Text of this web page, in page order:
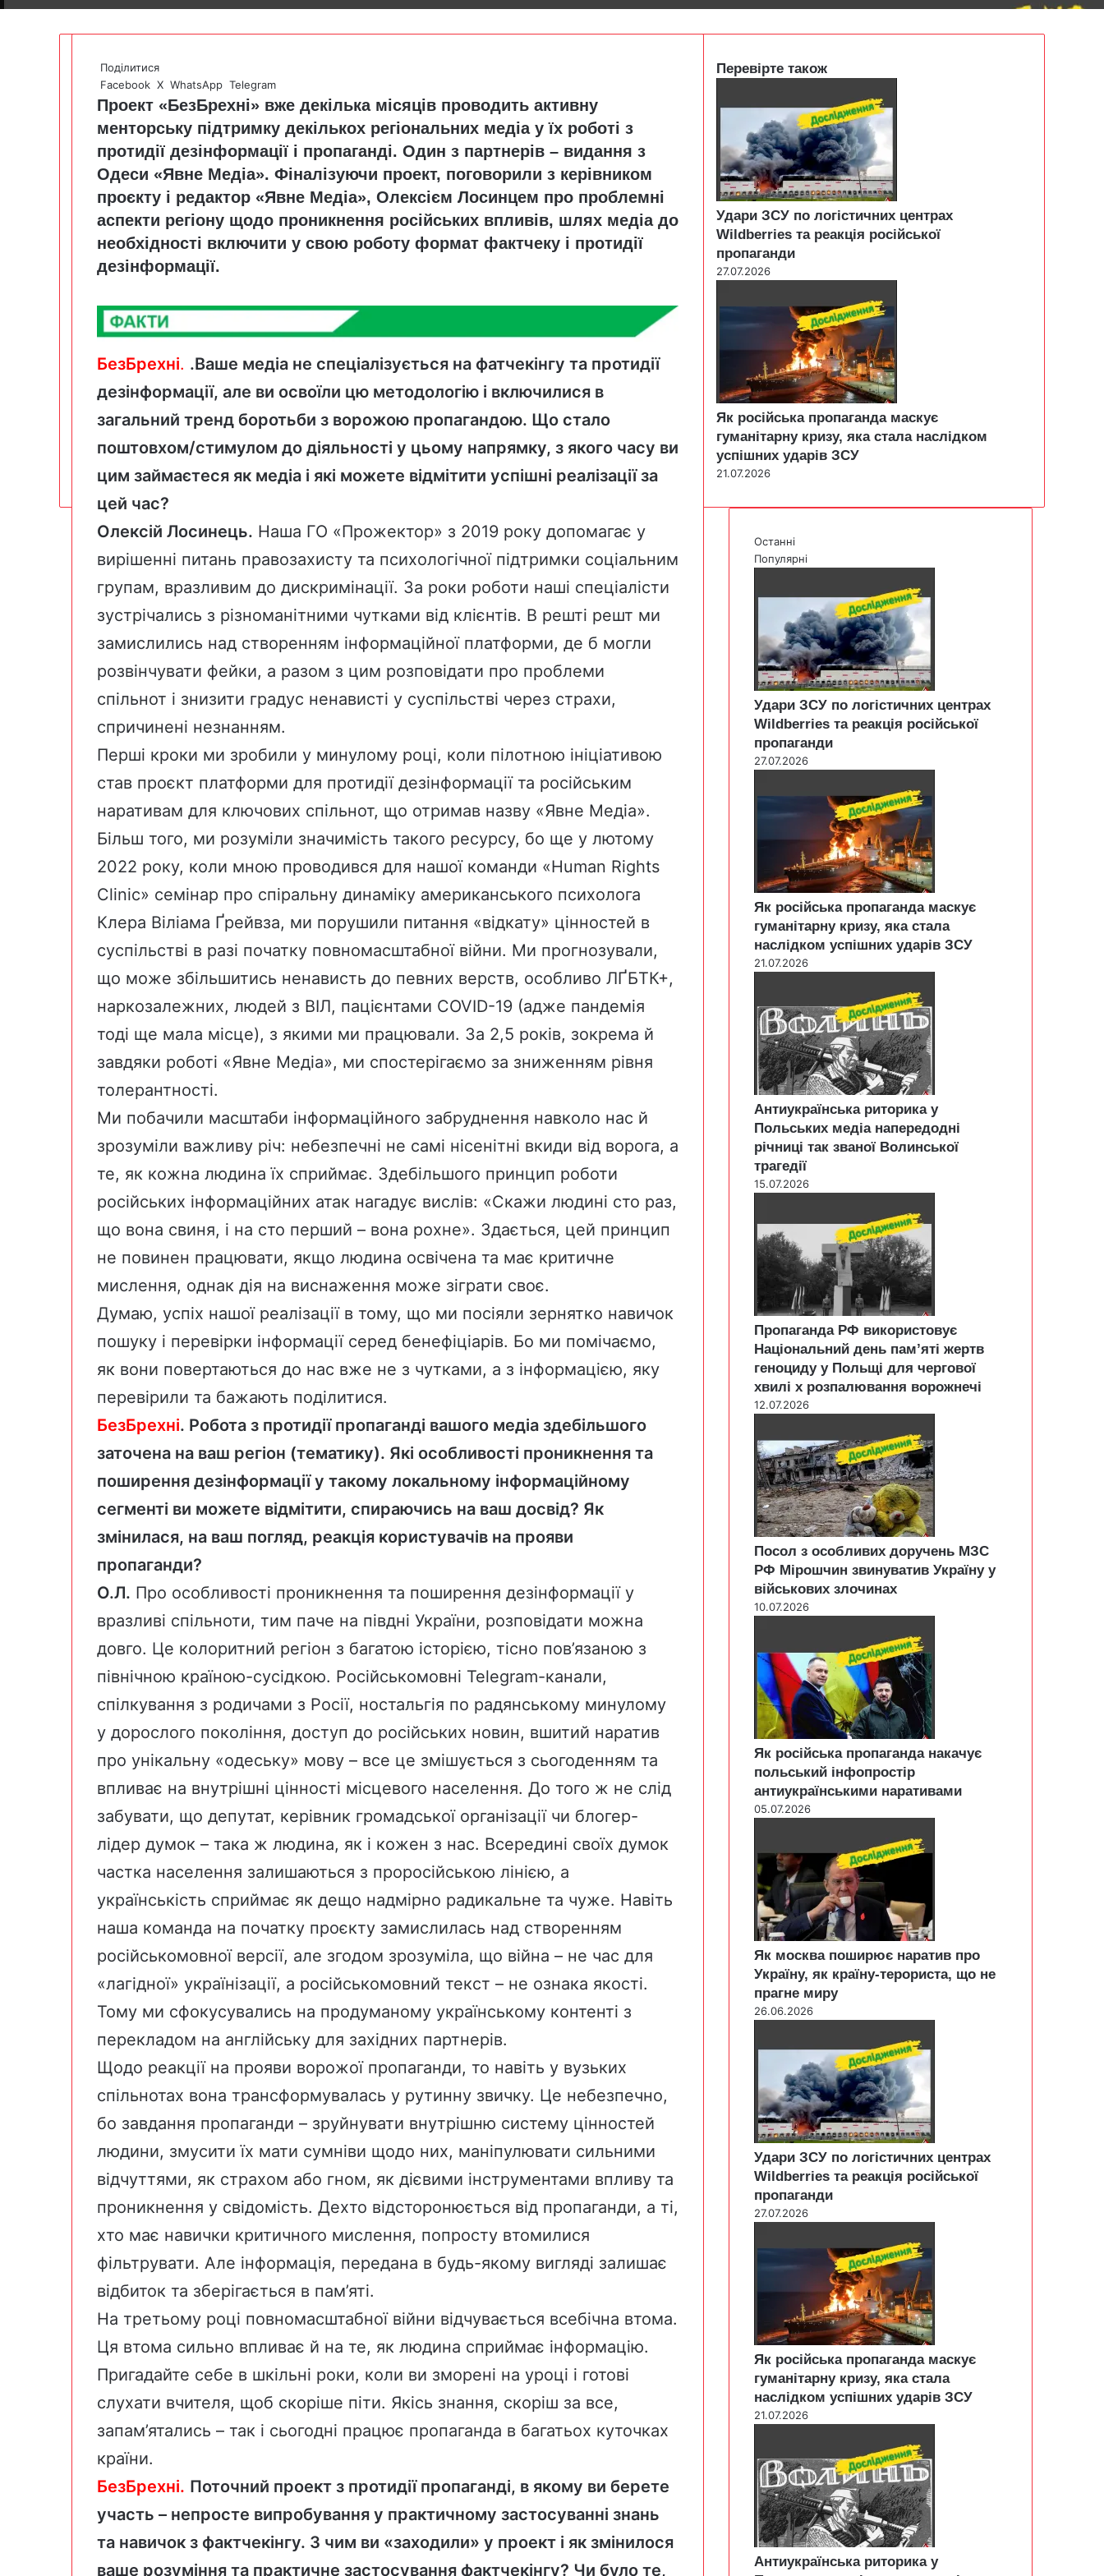
Поділитися
Facebook X WhatsApp Telegram
Проект «БезБрехні» вже декілька місяців проводить активну
менторську підтримку декількох регіональних медіа у їх роботі з
протидії дезінформації і пропаганді. Один з партнерів – видання з
Одеси «Явне Медіа». Фіналізуючи проект, поговорили з керівником
проєкту і редактор «Явне Медіа», Олексієм Лосинцем про проблемні
аспекти регіону щодо проникнення російських впливів, шлях медіа до
необхідності включити у свою роботу формат фактчеку і протидії
дезінформації.
БезБрехні. .Ваше медіа не спеціалізується на фатчекінгу та протидії
дезінформації, але ви освоїли цю методологію і включилися в
загальний тренд боротьби з ворожою пропагандою. Що стало
поштовхом/стимулом до діяльності у цьому напрямку, з якого часу ви
цим займаєтеся як медіа і які можете відмітити успішні реалізації за
цей час?
Олексій Лосинець. Наша ГО «Прожектор» з 2019 року допомагає у
вирішенні питань правозахисту та психологічної підтримки соціальним
групам, вразливим до дискримінації. За роки роботи наші спеціалісти
зустрічались з різноманітними чутками від клієнтів. В решті решт ми
замислились над створенням інформаційної платформи, де б могли
розвінчувати фейки, а разом з цим розповідати про проблеми
спільнот і знизити градус ненависті у суспільстві через страхи,
спричинені незнанням.
Перші кроки ми зробили у минулому році, коли пілотною ініціативою
став проєкт платформи для протидії дезінформації та російським
наративам для ключових спільнот, що отримав назву «Явне Медіа».
Більш того, ми розуміли значимість такого ресурсу, бо ще у лютому
2022 року, коли мною проводився для нашої команди «Human Rights
Clinic» семінар про спіральну динаміку американського психолога
Клера Віліама Ґрейвза, ми порушили питання «відкату» цінностей в
суспільстві в разі початку повномасштабної війни. Ми прогнозували,
що може збільшитись ненависть до певних верств, особливо ЛҐБТК+,
наркозалежних, людей з ВІЛ, пацієнтами COVID-19 (адже пандемія
тоді ще мала місце), з якими ми працювали. За 2,5 років, зокрема й
завдяки роботі «Явне Медіа», ми спостерігаємо за зниженням рівня
толерантності.
Ми побачили масштаби інформаційного забруднення навколо нас й
зрозуміли важливу річ: небезпечні не самі нісенітні вкиди від ворога, а
те, як кожна людина їх сприймає. Здебільшого принцип роботи
російських інформаційних атак нагадує вислів: «Скажи людині сто раз,
що вона свиня, і на сто перший – вона рохне». Здається, цей принцип
не повинен працювати, якщо людина освічена та має критичне
мислення, однак дія на виснаження може зіграти своє.
Думаю, успіх нашої реалізації в тому, що ми посіяли зернятко навичок
пошуку і перевірки інформації серед бенефіціарів. Бо ми помічаємо,
як вони повертаються до нас вже не з чутками, а з інформацією, яку
перевірили та бажають поділитися.
БезБрехні. Робота з протидії пропаганді вашого медіа здебільшого
заточена на ваш регіон (тематику). Які особливості проникнення та
поширення дезінформації у такому локальному інформаційному
сегменті ви можете відмітити, спираючись на ваш досвід? Як
змінилася, на ваш погляд, реакція користувачів на прояви
пропаганди?
О.Л. Про особливості проникнення та поширення дезінформації у
вразливі спільноти, тим паче на півдні України, розповідати можна
довго. Це колоритний регіон з багатою історією, тісно пов’язаною з
північною країною-сусідкою. Російськомовні Telegram-канали,
спілкування з родичами з Росії, ностальгія по радянському минулому
у дорослого покоління, доступ до російських новин, вшитий наратив
про унікальну «одеську» мову – все це змішується з сьогоденням та
впливає на внутрішні цінності місцевого населення. До того ж не слід
забувати, що депутат, керівник громадської організації чи блогер-
лідер думок – така ж людина, як і кожен з нас. Всередині своїх думок
частка населення залишаються з проросійською лінією, а
українськість сприймає як дещо надмірно радикальне та чуже. Навіть
наша команда на початку проєкту замислилась над створенням
російськомовної версії, але згодом зрозуміла, що війна – не час для
«лагідної» українізації, а російськомовний текст – не ознака якості.
Тому ми сфокусувались на продуманому українському контенті з
перекладом на англійську для західних партнерів.
Щодо реакції на прояви ворожої пропаганди, то навіть у вузьких
спільнотах вона трансформувалась у рутинну звичку. Це небезпечно,
бо завдання пропаганди – зруйнувати внутрішню систему цінностей
людини, змусити їх мати сумніви щодо них, маніпулювати сильними
відчуттями, як страхом або гном, як дієвими інструментами впливу та
проникнення у свідомість. Дехто відсторонюється від пропаганди, а ті,
хто має навички критичного мислення, попросту втомилися
фільтрувати. Але інформація, передана в будь-якому вигляді залишає
відбиток та зберігається в пам’яті.
На третьому році повномасштабної війни відчувається всебічна втома.
Ця втома сильно впливає й на те, як людина сприймає інформацію.
Пригадайте себе в шкільні роки, коли ви зморені на уроці і готові
слухати вчителя, щоб скоріше піти. Якісь знання, скоріш за все,
запам’ятались – так і сьогодні працює пропаганда в багатьох куточках
країни.
БезБрехні. Поточний проект з протидії пропаганді, в якому ви берете
участь – непросте випробування у практичному застосуванні знань
та навичок з фактчекінгу. З чим ви «заходили» у проект і як змінилося
ваше розуміння та практичне застосування фактчекінгу? Чи було те,
Перевірте також
Удари ЗСУ по логістичних центрах
Wildberries та реакція російської
пропаганди
27.07.2026
Як російська пропаганда маскує
гуманітарну кризу, яка стала наслідком
успішних ударів ЗСУ
21.07.2026
Останні
Популярні
Удари ЗСУ по логістичних центрах
Wildberries та реакція російської
пропаганди
27.07.2026
Як російська пропаганда маскує
гуманітарну кризу, яка стала
наслідком успішних ударів ЗСУ
21.07.2026
Антиукраїнська риторика у
Польських медіа напередодні
річниці так званої Волинської
трагедії
15.07.2026
Пропаганда РФ використовує
Національний день пам’яті жертв
геноциду у Польщі для чергової
хвилі х розпалювання ворожнечі
12.07.2026
Посол з особливих доручень МЗС
РФ Мірошчин звинуватив Україну у
військових злочинах
10.07.2026
Як російська пропаганда накачує
польський інфопростір
антиукраїнськими наративами
05.07.2026
Як москва поширює наратив про
Україну, як країну-терориста, що не
прагне миру
26.06.2026
Удари ЗСУ по логістичних центрах
Wildberries та реакція російської
пропаганди
27.07.2026
Як російська пропаганда маскує
гуманітарну кризу, яка стала
наслідком успішних ударів ЗСУ
21.07.2026
Антиукраїнська риторика у